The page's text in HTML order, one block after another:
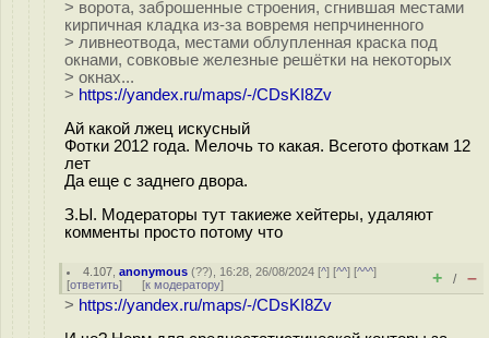
> ворота, заброшенные строения, сгнившая местами
кирпичная кладка из-за вовремя непрчиненного
> ливнеотвода, местами облупленная краска под
окнами, совковые железные решётки на некоторых
> окнах...
> https://yandex.ru/maps/-/CDsKI8Zv
Ай какой лжец искусный
Фотки 2012 года. Мелочь то какая. Всегото фоткам 12
лет
Да еще с заднего двора.
З.Ы. Модераторы тут такиеже хейтеры, удаляют
комменты просто потому что
4.107 ,anonymous (??), 16:28, 26/08/2024 [^] [^^] [^^^]
[ответить] [к модератору] + / –
> https://yandex.ru/maps/-/CDsKI8Zv